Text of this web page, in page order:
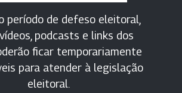
período de defeso eleitoral,
podcasts e links dos
ficar temporariamente
para atender à legislação
eleitoral.